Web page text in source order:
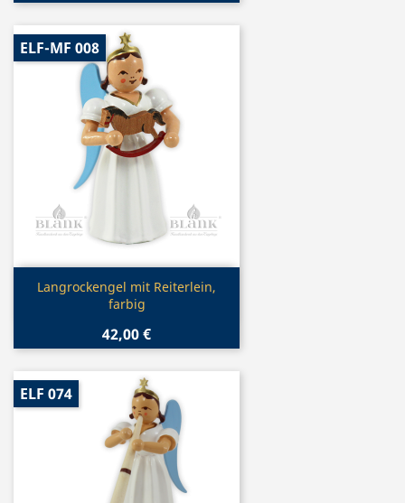
Vorschau
Langrockengel mit Reiterlein,
farbig
42,00 €
ELF-MF 008
ELF 074